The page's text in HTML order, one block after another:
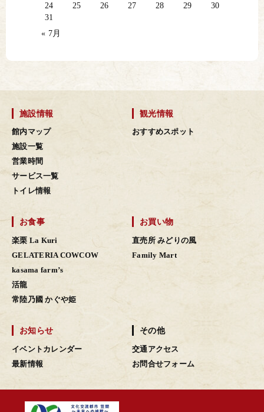
24
25 26 27 28 29
30
31
« 7月
施設情報
館内マップ
施設一覧
営業時間
サービス一覧
トイレ情報
観光情報
おすすめスポット
お食事
楽栗 La Kuri
GELATERIA COWCOW
kasama farm’s
活龍
常陸乃國 かぐや姫
お買い物
直売所 みどりの風
Family Mart
お知らせ
イベントカレンダー
最新情報
その他
交通アクセス
お問合せフォーム